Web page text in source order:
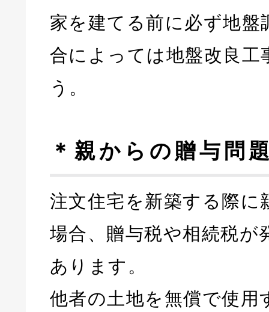
家を建てる前に必ず地盤
合によっては地盤改良工
う。
＊親からの贈与問
注文住宅を新築する際に
場合、贈与税や相続税が
あります。
他者の土地を無償で使用